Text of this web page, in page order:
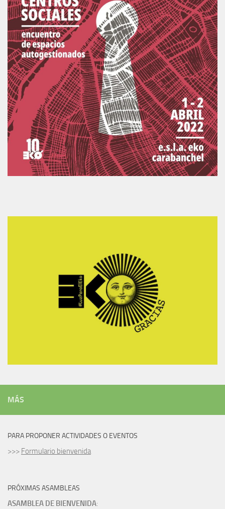
MÁS
PARA PROPONER ACTIVIDADES O EVENTOS
>>> Formulario bienvenida
PRÓXIMAS ASAMBLEAS
ASAMBLEA DE BIENVENIDA: